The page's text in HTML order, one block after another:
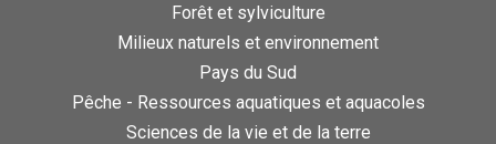
Forêt et sylviculture
Milieux naturels et environnement
Pays du Sud
Pêche - Ressources aquatiques et aquacoles
Sciences de la vie et de la terre